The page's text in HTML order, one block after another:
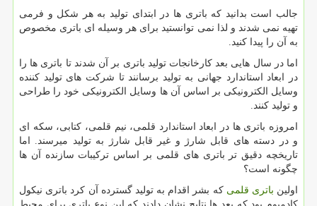
جالب است بدانید که باتری ها در ابتدای تولید به هر شکل و فرمی
تهیه نمی شدند و لذا نمی توانستید برای هر وسیله ای باتری مخصوص
به آن را پیدا کنید.
اما در سال هایی بعد کارخانجات تولید باتری بر آن شدند تا باتری ها را
در ابعاد استاندارد جهانی به تولید برسانند تا شرکت های تولید کننده
وسایل الکترونیکی بر اساس آن ها وسایل الکترونیکی خود را طراحی
و تولید کنند.
امروزه باتری ها در ابعاد استاندارد قلمی، نیم قلمی، کتابی، سکه ای
و در دسته های قابل شارژ و غیر قابل شارژ به تولید میرسند. اما
تاریخچه دقیق تر باتری های قلمی بر اساس ترکیبات سازنده آن ها
چگونه است؟
اولین باتری قلمی که بشر اقدام به تولید گسترده آن کرد باتری نیکول
کادمیوم بود که بعد ها نتایج نشان دادند که این نوع باتری برای محیط